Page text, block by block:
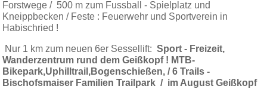
Forstwege / 500 m zum Fussball - Spielplatz und
Kneippbecken / Feste : Feuerwehr und Sportverein in
Habischried !
Nur 1 km zum neuen 6er Sessellift:Sport - Freizeit,
Wanderzentrum rund dem Geißkopf ! MTB-
Bikepark,Uphilltrail,Bogenschießen, / 6 Trails -
Bischofsmaiser Familien Trailpark / im August Geißkopf